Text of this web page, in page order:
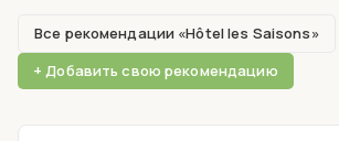
Все рекомендации «Hôtel les Saisons»
+ Добавить свою рекомендацию